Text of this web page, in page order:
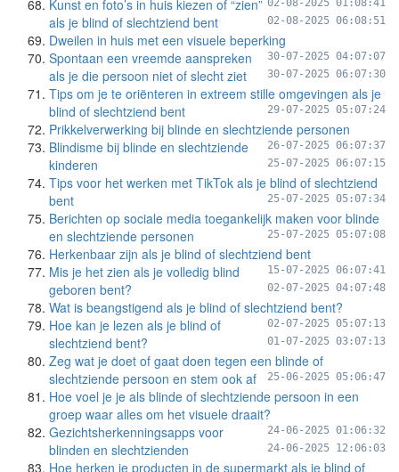
02-08-2025 01:08:41
Kunst en foto’s in huis kiezen of “zien”
als je blind of slechtziend bent
02-08-2025 06:08:51
Dweilen in huis met een visuele beperking
30-07-2025 04:07:07
Spontaan een vreemde aanspreken
als je die persoon niet of slecht ziet
30-07-2025 06:07:30
Tips om je te oriënteren in extreem stille omgevingen als je
blind of slechtziend bent
29-07-2025 05:07:24
Prikkelverwerking bij blinde en slechtziende personen
26-07-2025 06:07:37
Blindisme bij blinde en slechtziende
kinderen
25-07-2025 06:07:15
Tips voor het werken met TikTok als je blind of slechtziend
bent
25-07-2025 05:07:34
Berichten op sociale media toegankelijk maken voor blinde
en slechtziende personen
25-07-2025 05:07:08
Herkenbaar zijn als je blind of slechtziend bent
15-07-2025 06:07:41
Mis je het zien als je volledig blind
geboren bent?
02-07-2025 04:07:48
Wat is beangstigend als je blind of slechtziend bent?
02-07-2025 05:07:13
Hoe kan je lezen als je blind of
slechtziend bent?
01-07-2025 03:07:13
Zeg wat je doet of gaat doen tegen een blinde of
slechtziende persoon en stem ook af
25-06-2025 05:06:47
Hoe voel je je als blinde of slechtziende persoon in een
groep waar alles om het visuele draait?
24-06-2025 01:06:32
Gezichtsherkenningsapps voor
blinden en slechtzienden
24-06-2025 12:06:03
Hoe herken je producten in de supermarkt als je blind of